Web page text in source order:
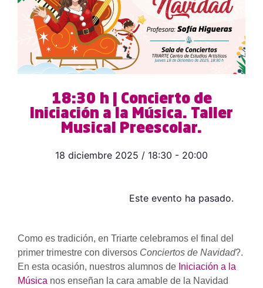
18:30 h | Concierto de
Iniciación a la Música. Taller
Musical Preescolar.
18 diciembre 2025 / 18:30 - 20:00
Este evento ha pasado.
Como es tradición, en Triarte celebramos el final del
primer trimestre con diversos Conciertos de Navidad?.
En esta ocasión, nuestros alumnos de Iniciación a la
Música nos enseñan la cara amable de la Navidad